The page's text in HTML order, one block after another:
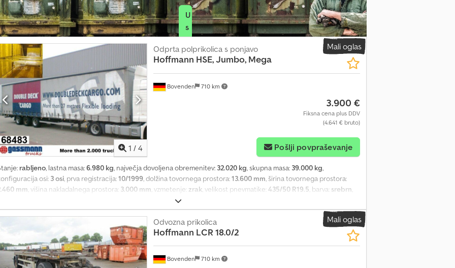
U
s
t
v
a
r
i
Mali oglas
1 / 4
Bovenden 710 km
Odprta polprikolica s ponjavo
Hoffmann HSE, Jumbo, Mega
3.900 €
Fiksna cena plus DDV
(4.641 € bruto)
Pošlji povpraševanje
rabljeno, lastna masa:6.980 kg, največja dovoljena obremenitev: 32.020 kg, skupna masa: 39.000 kg,
osi: 3 osi , prva registracija:10/1999 , dolžina tovornega prostora:13.600 mm , širina tovornega prostora:
mm , višina nakladalnega prostora: 3.000 mm , vzmetenje: zrak , velikost pnevmatike:435/50 R19.5 , barva: srebrn
, voznikova kabina:
axles, SAF axles, air suspension, lifting and lowering function, ABS (anti-lock braking system), curtain side. Cjdpfei
Akvjha Body: Mega trailer, double-deck, 4 units available! Hilti platform. ACCESSORY LISTING WITHOUT
GUARANTEE; subject to changes, prior sale, and errors excepted.
Mali oglas
Bovenden 710 km
Odvozna prikolica
Hoffmann LCR 18.0/2